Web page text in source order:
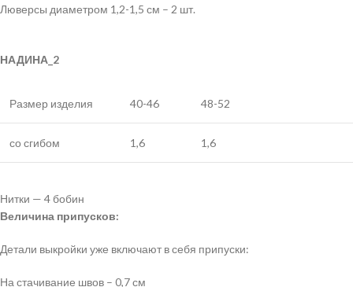
Люверсы диаметром 1,2-1,5 см – 2 шт.
НАДИНА_2
Размер изделия 40-46 48-52
со сгибом 1,6 1,6
Нитки — 4 бобин
Величина припусков:
Детали выкройки уже включают в себя припуски:
На стачивание швов – 0,7 см